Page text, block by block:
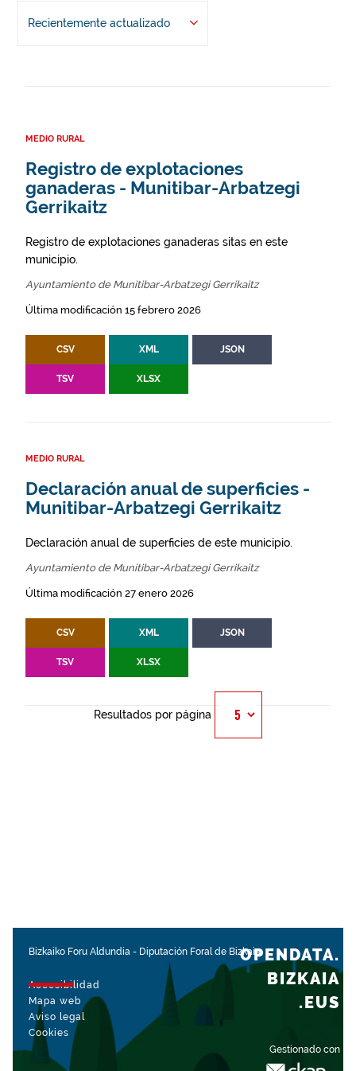
Recientemente actualizado
MEDIO RURAL
Registro de explotaciones
ganaderas - Munitibar-Arbatzegi
Gerrikaitz
Registro de explotaciones ganaderas sitas en este
municipio.
Ayuntamiento de Munitibar-Arbatzegi Gerrikaitz
Última modificación 15 febrero 2026
CSV XML JSON
TSV XLSX
MEDIO RURAL
Declaración anual de superficies -
Munitibar-Arbatzegi Gerrikaitz
Declaración anual de superficies de este municipio.
Ayuntamiento de Munitibar-Arbatzegi Gerrikaitz
Última modificación 27 enero 2026
CSV XML JSON
TSV XLSX
Resultados por página
Bizkaiko Foru Aldundia - Diputación Foral de Bizkaia
Accesibilidad
Mapa web
Aviso legal
Cookies
Gestionado con
OPENDATA.
BIZKAIA
.EUS